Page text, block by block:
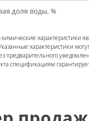
характеристики
характеристики
предварительного
спецификациям
надежность! Доверяйте
WEGO, созданным
бесперебойной работы
производства и бизнеса.